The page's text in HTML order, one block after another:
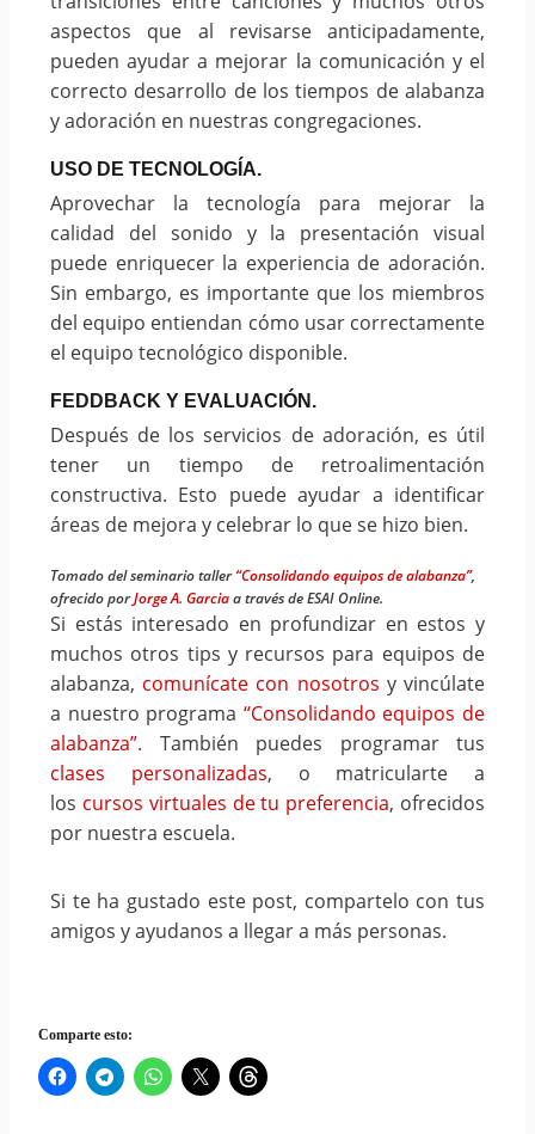
aspectos que al revisarse anticipadamente,
pueden ayudar a mejorar la comunicación y el
correcto desarrollo de los tiempos de alabanza
y adoración en nuestras congregaciones.
USO DE TECNOLOGÍA.
Aprovechar la tecnología para mejorar la
calidad del sonido y la presentación visual
puede enriquecer la experiencia de adoración.
Sin embargo, es importante que los miembros
del equipo entiendan cómo usar correctamente
el equipo tecnológico disponible.
FEDDBACK Y EVALUACIÓN.
Después de los servicios de adoración, es útil
tener un tiempo de retroalimentación
constructiva. Esto puede ayudar a identificar
áreas de mejora y celebrar lo que se hizo bien.
Tomado del seminario taller“Consolidando equipos de alabanza”,
ofrecido porJorge A. Garciaa través de ESAI Online.
Si estás interesado en profundizar en estos y
muchos otros tips y recursos para equipos de
alabanza, comunícate con nosotros y vincúlate
a nuestro programa “Consolidando equipos de
alabanza”. También puedes programar tus
clases personalizadas, o matricularte a
los cursos virtuales de tu preferencia, ofrecidos
por nuestra escuela.
Si te ha gustado este post, compartelo con tus
amigos y ayudanos a llegar a más personas.
Comparte esto: